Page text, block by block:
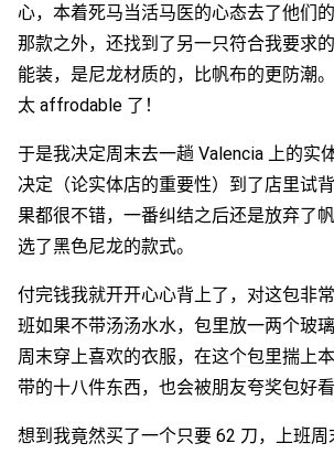
心，本着死马当活马医的心态去了他们
那款之外，还找到了另一只符合我要求
能装，是尼龙材质的，比帆布的更防潮
太 affrodable 了！
于是我决定周末去一趟 Valencia 上的实
决定（论实体店的重要性）到了店里试
果都很不错，一番纠结之后还是放弃了
选了黑色尼龙的款式。
付完钱我就开开心心背上了，对这包非
班如果不带汤汤水水，包里放一两个玻
周末穿上喜欢的衣服，在这个包里揣上
带的十八件东西，也会被朋友夸奖包好看
想到我竟然买了一个只要 62 刀，上班